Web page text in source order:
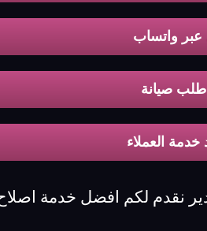
عبر واتساب
طلب صيانة
خدمة العملاء
نقدم لكم افضل خدمة اصلاح